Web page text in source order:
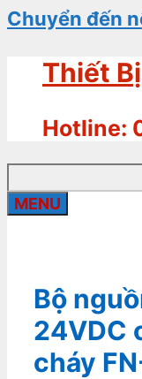
Chuyển đến
Thiết
Hotline:
MENU
Bộ
24VDC
cháy